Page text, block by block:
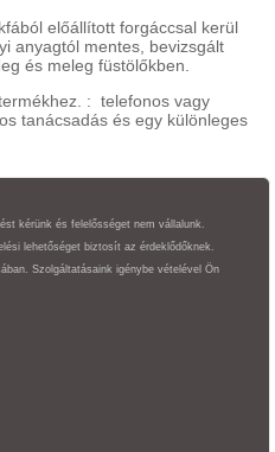
előállított forgáccsal kerül
anyagtól mentes, bevizsgált
és meleg füstölőkben.
: telefonos vagy
tanácsadás és egy különleges
kérünk és felelősséget nem vállalunk.
lehetőséget biztosít az érdeklődőknek.
Szolgáltatásaink igénybe vételével Ön